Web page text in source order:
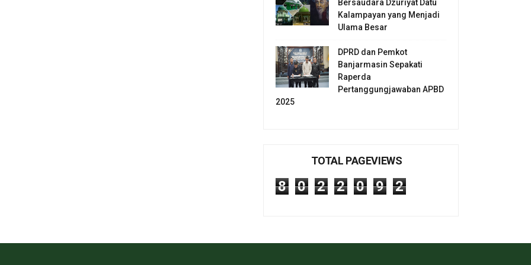
Bersaudara Dzuriyat Datu
Kalampayan yang Menjadi
Ulama Besar
DPRD dan Pemkot
Banjarmasin Sepakati
Raperda
Pertanggungjawaban APBD
2025
TOTAL PAGEVIEWS
8 0 2 2 0 9 2